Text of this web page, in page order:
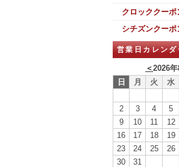
クロッククーポ
シチズンクーポ
営業日カレンダ
＜2026年
日
月 火 水
2
3 4 5
9
10 11 12
16
17 18 19
23
24 25 26
30
31